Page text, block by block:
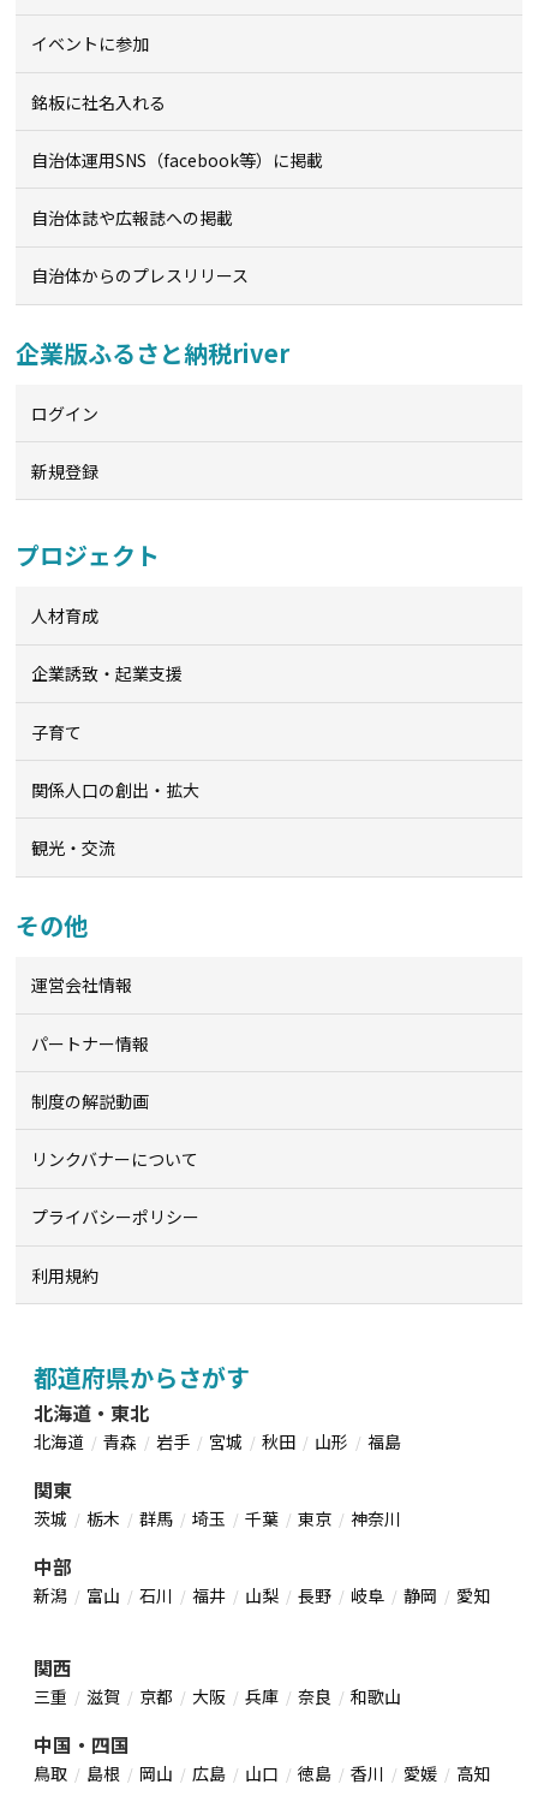
イベントに参加
銘板に社名入れる
自治体運用SNS（facebook等）に掲載
自治体誌や広報誌への掲載
自治体からのプレスリリース
企業版ふるさと納税river
ログイン
新規登録
プロジェクト
人材育成
企業誘致・起業支援
子育て
関係人口の創出・拡大
観光・交流
その他
運営会社情報
パートナー情報
制度の解説動画
リンクバナーについて
プライバシーポリシー
利用規約
都道府県からさがす
北海道・東北
北海道 青森 岩手 宮城 秋田 山形 福島
関東
茨城 栃木 群馬 埼玉 千葉 東京 神奈川
中部
新潟 富山 石川 福井 山梨 長野 岐阜 静岡 愛知
関西
三重 滋賀 京都 大阪 兵庫 奈良 和歌山
中国・四国
鳥取 島根 岡山 広島 山口 徳島 香川 愛媛 高知